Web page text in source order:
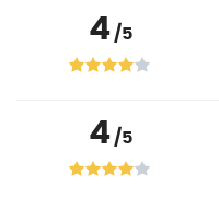
4/5
4/5